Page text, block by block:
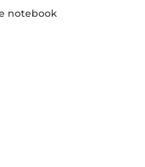
notebook